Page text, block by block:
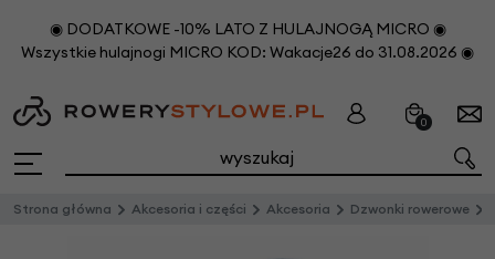
◉ DODATKOWE -10% LATO Z HULAJNOGĄ MICRO ◉
Wszystkie hulajnogi MICRO KOD: Wakacje26 do 31.08.2026 ◉
0
Strona główna Akcesoria i części Akcesoria Dzwonki rowerowe